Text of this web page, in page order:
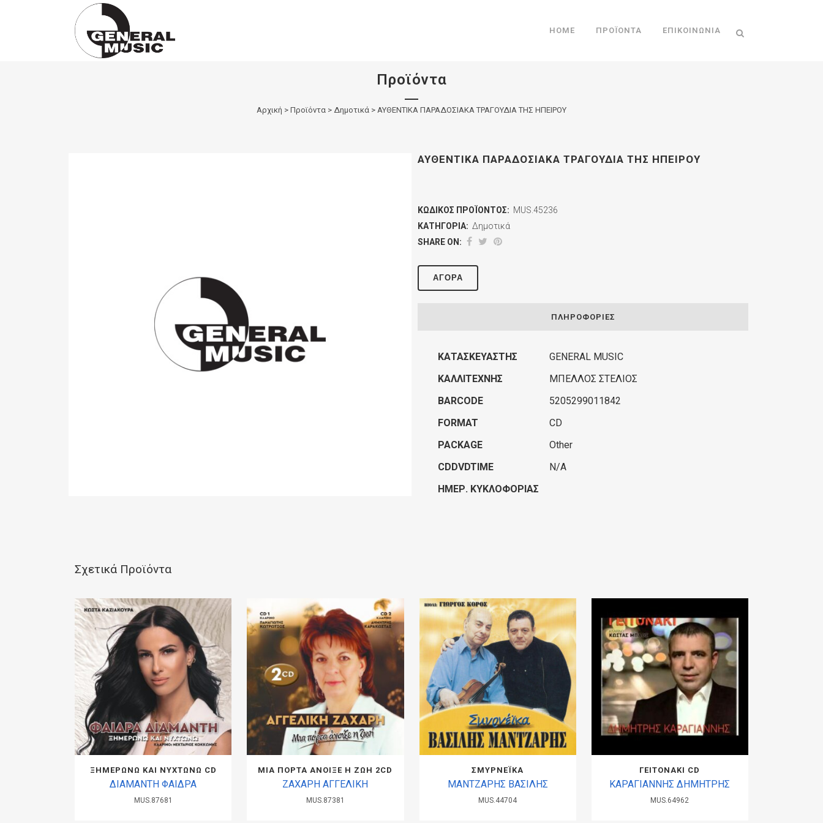
Products
HOME ΠΡΟΪΌΝΤΑ ΕΠΙΚΟΙΝΩΝΊΑ
Προϊόντα
Αρχική > Προϊόντα > Δημοτικά > ΑΥΘΕΝΤΙΚΑ ΠΑΡΑΔΟΣΙΑΚΑ ΤΡΑΓΟΥΔΙΑ ΤΗΣ ΗΠΕΙΡΟΥ
ΑΥΘΕΝΤΙΚΑ ΠΑΡΑΔΟΣΙΑΚΑ ΤΡΑΓΟΥΔΙΑ ΤΗΣ ΗΠΕΙΡΟΥ
ΚΩΔΙΚΌΣ ΠΡΟΪΌΝΤΟΣ: MUS.45236
ΚΑΤΗΓΟΡΊΑ: Δημοτικά
SHARE ON:
ΑΓΟΡΆ
ΠΛΗΡΟΦΟΡΊΕΣ
ΚΑΤΑΣΚΕΥΑΣΤΉΣ
GENERAL MUSIC
ΚΑΛΛΙΤΈΧΝΗΣ
ΜΠΕΛΛΟΣ ΣΤΕΛΙΟΣ
BARCODE
5205299011842
FORMAT
CD
PACKAGE
Other
CDDVDTIME
N/A
ΗΜΕΡ. ΚΥΚΛΟΦΟΡΊΑΣ
Σχετικά Προϊόντα
ΞΗΜΕΡΩΝΩ ΚΑΙ ΝΥΧΤΩΝΩ CD
ΔΙΑΜΑΝΤΗ ΦΑΙΔΡΑ
MUS.87681
ΜΙΑ ΠΟΡΤΑ ΑΝΟΙΞΕ Η ΖΩΗ 2CD
ΖΑΧΑΡΗ ΑΓΓΕΛΙΚΗ
MUS.87381
ΣΜΥΡΝΕΪΚΑ
ΜΑΝΤΖΑΡΗΣ ΒΑΣΙΛΗΣ
MUS.44704
ΓΕΙΤΟΝΑΚΙ CD
ΚΑΡΑΓΙΑΝΝΗΣ ΔΗΜΗΤΡΗΣ
MUS.64962